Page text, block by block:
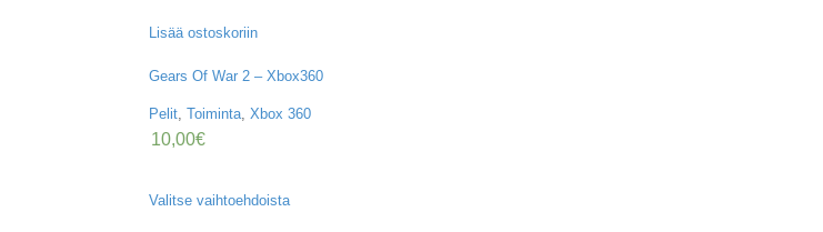
Lisää ostoskoriin
Gears Of War 2 – Xbox360
Pelit, Toiminta, Xbox 360
10,00€
Valitse vaihtoehdoista